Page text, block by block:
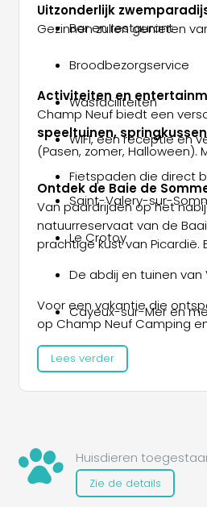
Uitzonderlijk
Gezinnen zullen genieten
Bar en restaurant
Broodbezorgservice
Wasfaciliteiten
WIFI, een receptie en
Fietspaden die direct
Activiteiten en
Champ Neuf biedt een
speeltuinen,
(Pasen, zomer, Halloween).
Ontdek de Baie de
Van paardrijden op het
natuurreservaat van de
prachtige kust van Picardië.
Saint-Valery-sur-
Le Crotoy
De abdij en tuinen van
Cayeux-sur-Mer en
Voor een vakantie die
op Champ Neuf Camping
Lees verder
Huisdieren
Zie de details